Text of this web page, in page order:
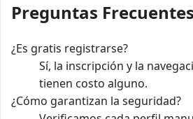
Preguntas Frecuentes
¿Es gratis registrarse?
Sí, la inscripción y la
tienen costo alguno.
¿Cómo garantizan la seguridad?